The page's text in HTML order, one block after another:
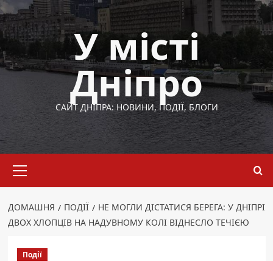
Перейти
до
вмісту
У місті
Дніпро
САЙТ ДНІПРА: НОВИНИ, ПОДІЇ, БЛОГИ
меню
ДОМАШНЯ ПОДІЇ
НЕ МОГЛИ ДІСТАТИСЯ БЕРЕГА: У ДНІПРІ
ДВОХ ХЛОПЦІВ НА НАДУВНОМУ КОЛІ ВІДНЕСЛО ТЕЧІЄЮ
Події